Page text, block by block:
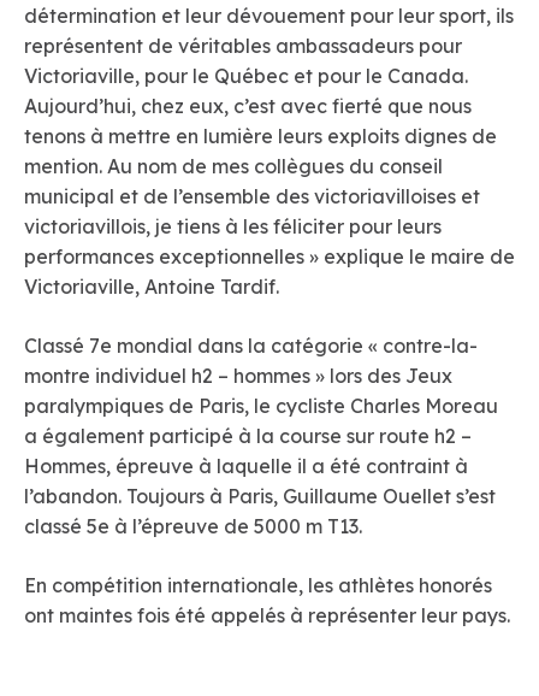
détermination et leur dévouement pour leur sport, ils
représentent de véritables ambassadeurs pour
Victoriaville, pour le Québec et pour le Canada.
Aujourd’hui, chez eux, c’est avec fierté que nous
tenons à mettre en lumière leurs exploits dignes de
mention. Au nom de mes collègues du conseil
municipal et de l’ensemble des victoriavilloises et
victoriavillois, je tiens à les féliciter pour leurs
performances exceptionnelles » explique le maire de
Victoriaville, Antoine Tardif.
Classé 7e mondial dans la catégorie « contre-la-
montre individuel h2 – hommes » lors des Jeux
paralympiques de Paris, le cycliste Charles Moreau
a également participé à la course sur route h2 –
Hommes, épreuve à laquelle il a été contraint à
l’abandon. Toujours à Paris, Guillaume Ouellet s’est
classé 5e à l’épreuve de 5000 m T13.
En compétition internationale, les athlètes honorés
ont maintes fois été appelés à représenter leur pays.